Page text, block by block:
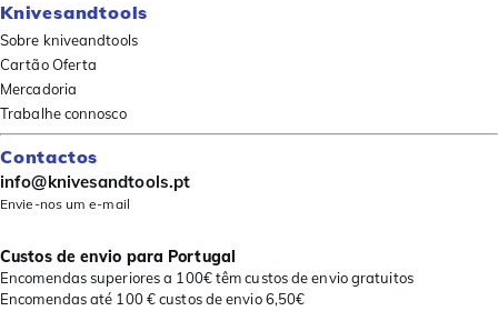
Knivesandtools
Sobre kniveandtools
Cartão Oferta
Mercadoria
Trabalhe connosco
Contactos
info@knivesandtools.pt
Envie-nos um e-mail
Custos de envio para Portugal
Encomendas superiores a 100€ têm custos de envio gratuitos
Encomendas até 100 € custos de envio 6,50€